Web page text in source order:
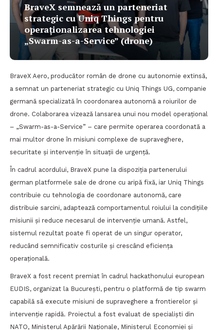
BraveX semnează un parteneriat
strategic cu Uniq Things pentru
operaționalizarea tehnologiei
„Swarm-as-a-Service” (drone)
BraveX Aero, producător român de drone cu autonomie extinsă,
a semnat un parteneriat strategic cu Uniq Things UG, companie
germană specializată în coordonarea autonomă a roiurilor de
drone. Colaborarea vizează lansarea unui nou model operațional
– „Swarm-as-a-Service” – care permite operarea coordonată a
mai multor drone în misiuni complexe de supraveghere,
securitate și intervenție în situații de urgență.
În cadrul acordului, BraveX pune la dispoziția partenerului
german platformele sale de drone cu aripă fixă, iar Uniq Things
contribuie cu tehnologia de coordonare autonomă, care
distribuie sarcini, adaptează comportamentul roiului la condițiile
misiunii și reduce necesarul de intervenție umană. Astfel,
sistemul rezultat poate fi operat de un singur operator,
reducând semnificativ costurile și crescând eficiența
operațională.
BraveX a fost recent premiat în cadrul hackathonului european
EUDIS, organizat la București, pentru o platformă de tip swarm
capabilă să execute misiuni de supraveghere a frontierelor și
intervenție rapidă. Proiectul a fost evaluat de specialiști din
NATO, Ministerul Apărării Naționale, Ministerul Economiei și